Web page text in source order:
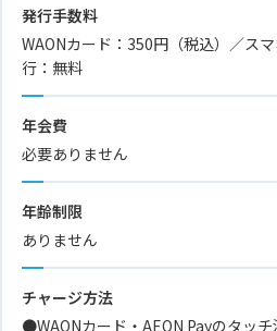
発行手数料
WAONカード：350円（税込）／ス
行：無料
年会費
必要ありません
年齢制限
ありません
チャージ方法
●WAONカード・AEON Payのタッチ